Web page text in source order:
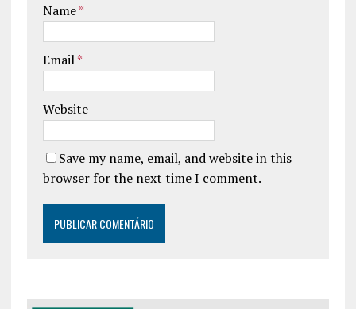
Name*
Email*
Website
Save my name, email, and website in this
browser for the next time I comment.